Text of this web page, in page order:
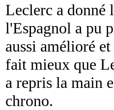
Leclerc a donné
l'Espagnol a pu
aussi amélioré
fait mieux que
a repris la main
chrono.